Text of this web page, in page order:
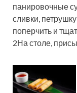
панировочные
сливки,
поперчить и
2На столе,